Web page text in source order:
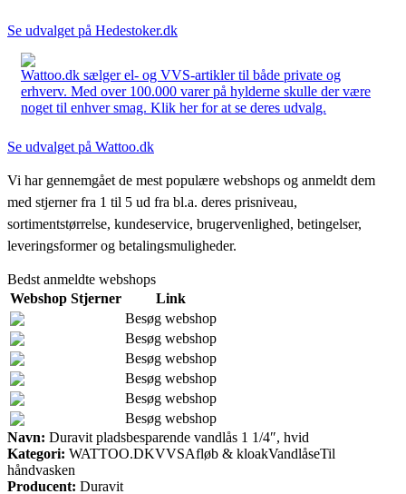
Se udvalget på Hedestoker.dk
Wattoo.dk sælger el- og VVS-artikler til både private og
erhverv. Med over 100.000 varer på hylderne skulle der være
noget til enhver smag. Klik her for at se deres udvalg.
Se udvalget på Wattoo.dk
Vi har gennemgået de mest populære webshops og anmeldt dem
med stjerner fra 1 til 5 ud fra bl.a. deres prisniveau,
sortimentstørrelse, kundeservice, brugervenlighed, betingelser,
leveringsformer og betalingsmuligheder.
Bedst anmeldte webshops
Webshop Stjerner
Link
Besøg webshop
Besøg webshop
Besøg webshop
Besøg webshop
Besøg webshop
Besøg webshop
Navn: Duravit pladsbesparende vandlås 1 1/4″, hvid
Kategori: WATTOO.DKVVSAfløb & kloakVandlåseTil
håndvasken
Producent: Duravit